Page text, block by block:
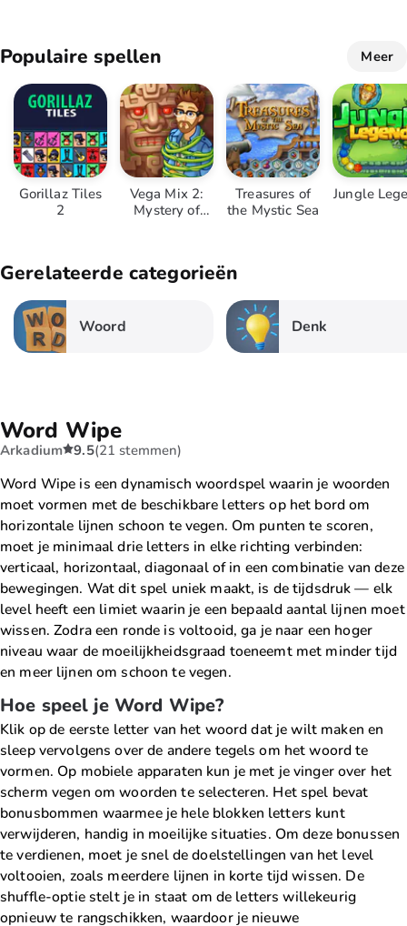
Populaire spellen Meer
Gorillaz Tiles
2
Vega Mix 2:
Mystery of
Treasures of
the Mystic Sea
Jungle
Gerelateerde categorieën
Woord Denk
Word Wipe
Arkadium 9.5(21 stemmen)
Word Wipe is een dynamisch woordspel waarin je woorden
moet vormen met de beschikbare letters op het bord om
horizontale lijnen schoon te vegen. Om punten te scoren,
moet je minimaal drie letters in elke richting verbinden:
verticaal, horizontaal, diagonaal of in een combinatie van deze
bewegingen. Wat dit spel uniek maakt, is de tijdsdruk — elk
level heeft een limiet waarin je een bepaald aantal lijnen moet
wissen. Zodra een ronde is voltooid, ga je naar een hoger
niveau waar de moeilijkheidsgraad toeneemt met minder tijd
en meer lijnen om schoon te vegen.
Hoe speel je Word Wipe?
Klik op de eerste letter van het woord dat je wilt maken en
sleep vervolgens over de andere tegels om het woord te
vormen. Op mobiele apparaten kun je met je vinger over het
scherm vegen om woorden te selecteren. Het spel bevat
bonusbommen waarmee je hele blokken letters kunt
verwijderen, handig in moeilijke situaties. Om deze bonussen
te verdienen, moet je snel de doelstellingen van het level
voltooien, zoals meerdere lijnen in korte tijd wissen. De
shuffle-optie stelt je in staat om de letters willekeurig
opnieuw te rangschikken, waardoor je nieuwe